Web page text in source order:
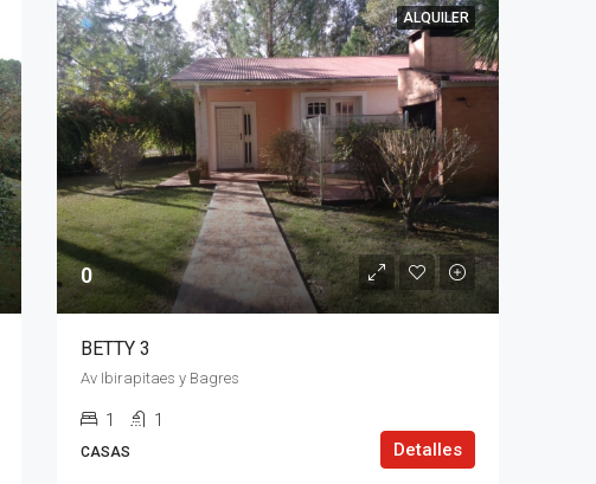
ALQUILER
0
BETTY 3
Av Ibirapitaes y Bagres
1 1
CASAS Detalles